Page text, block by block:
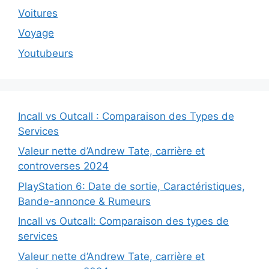
Voitures
Voyage
Youtubeurs
Incall vs Outcall : Comparaison des Types de
Services
Valeur nette d’Andrew Tate, carrière et
controverses 2024
PlayStation 6: Date de sortie, Caractéristiques,
Bande-annonce & Rumeurs
Incall vs Outcall: Comparaison des types de
services
Valeur nette d’Andrew Tate, carrière et